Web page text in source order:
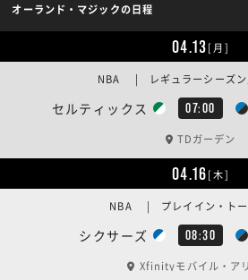
オーランド・マジックの日程
04.13[月]
セルティックス 07:00
NBA | レギュラーシーズン
TDガーデン
04.16[木]
シクサーズ 08:30
NBA | プレイイン・トー
Xfinityモバイル・ア